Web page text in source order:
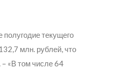
полугодие текущего
млн. рублей, что
– «В том числе 64